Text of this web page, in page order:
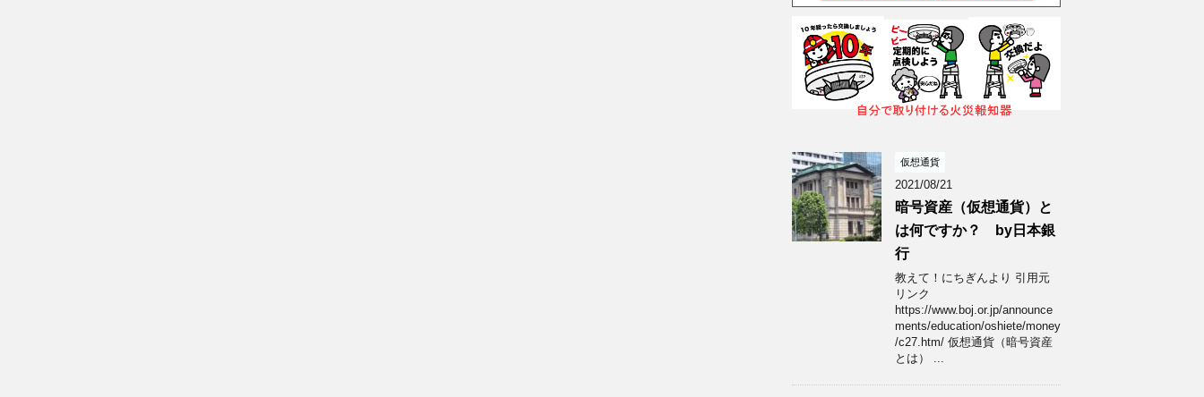
仮想通貨
2021/08/21
暗号資産（仮想通貨）と
は何ですか？ by日本銀
行
教えて！にちぎんより 引用元
リンク
https://www.boj.or.jp/announce
ments/education/oshiete/money
/c27.htm/ 仮想通貨（暗号資産
とは） ...